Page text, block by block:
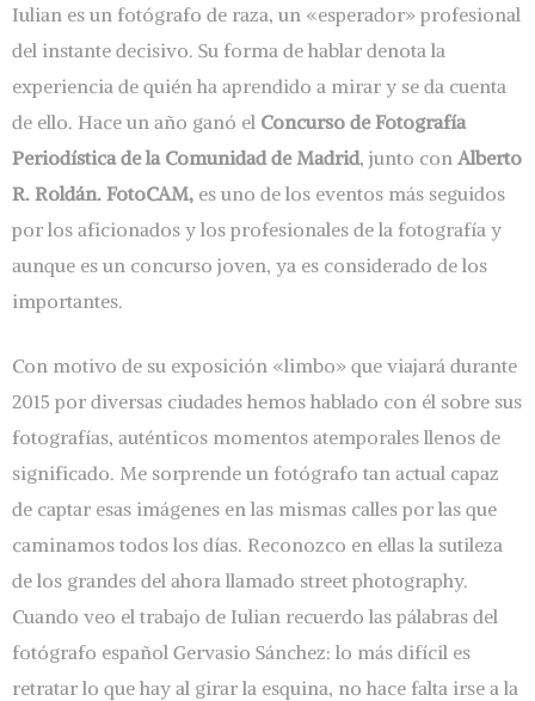
Iulian es un fotógrafo de raza, un «esperador» profesional
del instante decisivo. Su forma de hablar denota la
experiencia de quién ha aprendido a mirar y se da cuenta
de ello. Hace un año ganó el Concurso de Fotografía
Periodística de la Comunidad de Madrid, junto con Alberto
R. Roldán. FotoCAM, es uno de los eventos más seguidos
por los aficionados y los profesionales de la fotografía y
aunque es un concurso joven, ya es considerado de los
importantes.
Con motivo de su exposición «limbo» que viajará durante
2015 por diversas ciudades hemos hablado con él sobre sus
fotografías, auténticos momentos atemporales llenos de
significado. Me sorprende un fotógrafo tan actual capaz
de captar esas imágenes en las mismas calles por las que
caminamos todos los días. Reconozco en ellas la sutileza
de los grandes del ahora llamado street photography.
Cuando veo el trabajo de Iulian recuerdo las pálabras del
fotógrafo español Gervasio Sánchez: lo más difícil es
retratar lo que hay al girar la esquina, no hace falta irse a la